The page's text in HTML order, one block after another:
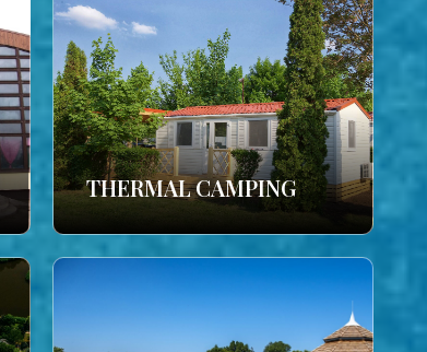
THERMAL CAMPING